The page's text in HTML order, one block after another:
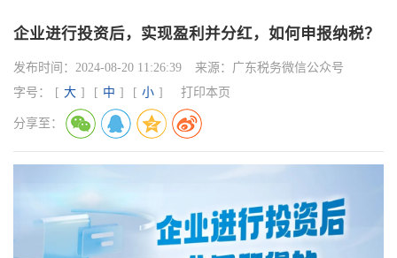
企业进行投资后，实现盈利并分红，如何申报纳税？
发布时间： 2024-08-20 11:26:39 来源： 广东税务微信公众号
字号：
[ 大 ] [ 中 ] [ 小 ] 打印本页
分享至：